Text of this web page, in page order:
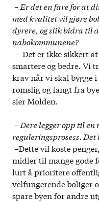
– Er det en fare for at
med kvalitet vil gjøre
dyrere, og slik bidra til
nabokommunene?
– Det er ikke sikkert
smartere og bedre. Vi
krav når vi skal bygge
romslig og langt fra
sier Molden.
– Dere legger opp til
reguleringsprosess.
–Dette vil koste
midler til mange gode
lurt å prioritere
velfungerende boliger
spare byen for andre